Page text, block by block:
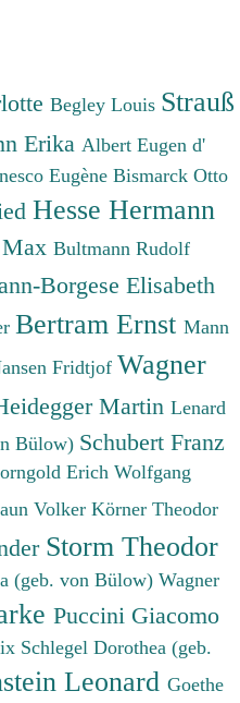
Begley Louis Strauß
Erika Albert Eugen d'
Eugène Bismarck Otto
Hesse Hermann
Bultmann Rudolf
Borgese Elisabeth
Bertram Ernst Mann
Fridtjof Wagner
Martin Lenard
Bülow) Schubert Franz
Erich Wolfgang
Volker Körner Theodor
Storm Theodor
(geb. von Bülow) Wagner
Puccini Giacomo
Schlegel Dorothea (geb.
Leonard Goethe